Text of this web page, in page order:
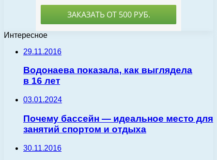
Интересное
29.11.2016
Водонаева показала, как выглядела
в 16 лет
03.01.2024
Почему бассейн — идеальное место для
занятий спортом и отдыха
30.11.2016